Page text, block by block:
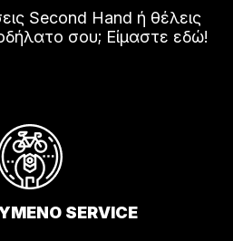
Second Hand ή θέλεις
σου; Είμαστε εδώ!
SERVICE